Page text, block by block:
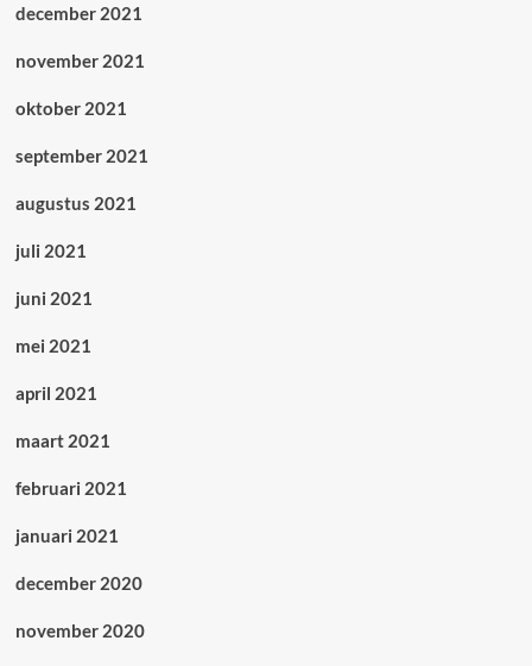
december 2021
november 2021
oktober 2021
september 2021
augustus 2021
juli 2021
juni 2021
mei 2021
april 2021
maart 2021
februari 2021
januari 2021
december 2020
november 2020